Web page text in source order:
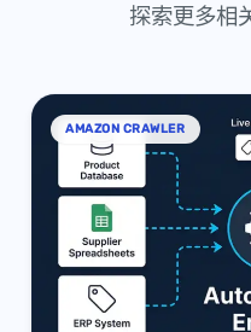
探索更多相
AMAZON CRAWLER